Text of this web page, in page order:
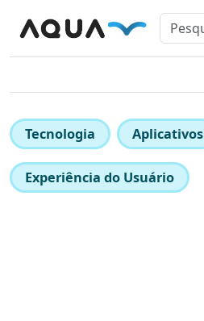
Tecnologia Aplicativos
Experiência do Usuário